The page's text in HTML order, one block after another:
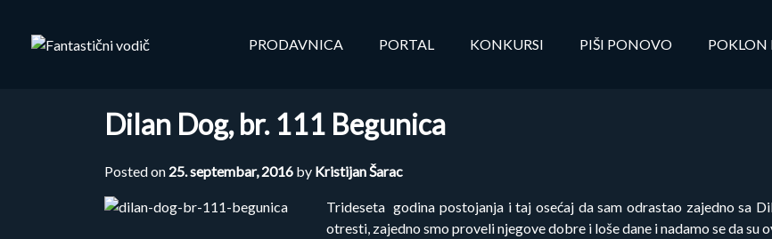
content
PRODAVNICA PORTAL KONKURSI PIŠI PONOVO POKLON
Dilan Dog, br. 111 Begunica
Posted on 25. septembar, 2016 by Kristijan Šarac
Trideseta godina postojanja i taj osećaj da sam odrastao zajedno sa
otresti, zajedno smo proveli njegove dobre i loše dane i nadamo se da su